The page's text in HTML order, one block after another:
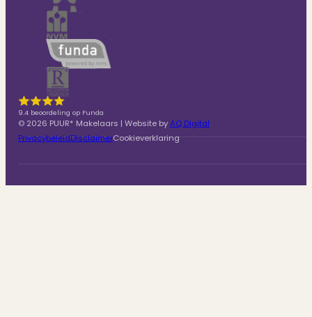
9.4 beoordeling op Funda
© 2026 PUUR* Makelaars | Website byAQ Digital
PrivacybeleidDisclaimerCookieverklaring